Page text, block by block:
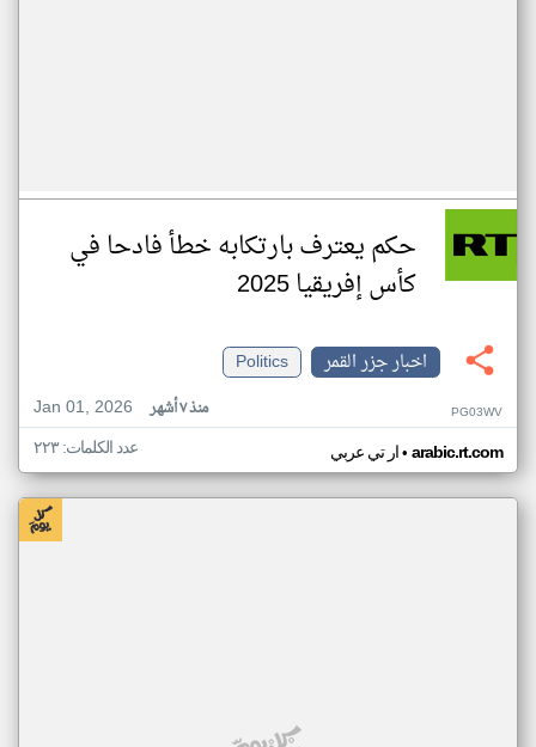
حكم يعترف بارتكابه خطأ فادحا في
كأس إفريقيا 2025
اخبار جزر القمر
Politics
Jan 01, 2026
منذ ٧ أشهر PG03WV
ار تي عربي• arabic.rt.com عدد الكلمات: ٢٢٣